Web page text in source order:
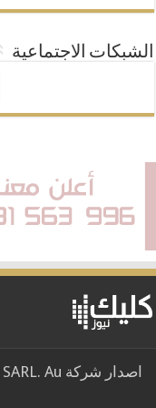
الشبكات الاجتماعية